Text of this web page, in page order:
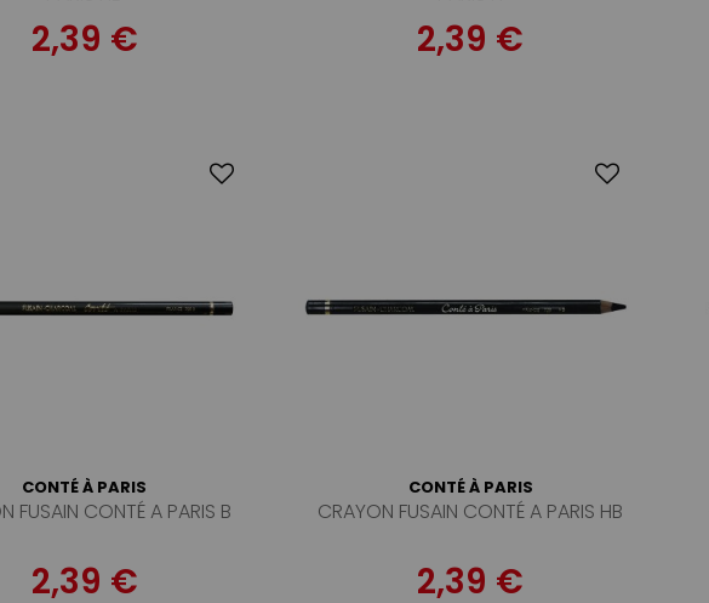
2,39 € 2,39 €
CONTÉ À PARIS
FUSAIN CONTÉ A PARIS B
2,39 €
CONTÉ À PARIS
CRAYON FUSAIN CONTÉ A PARIS HB
2,39 €